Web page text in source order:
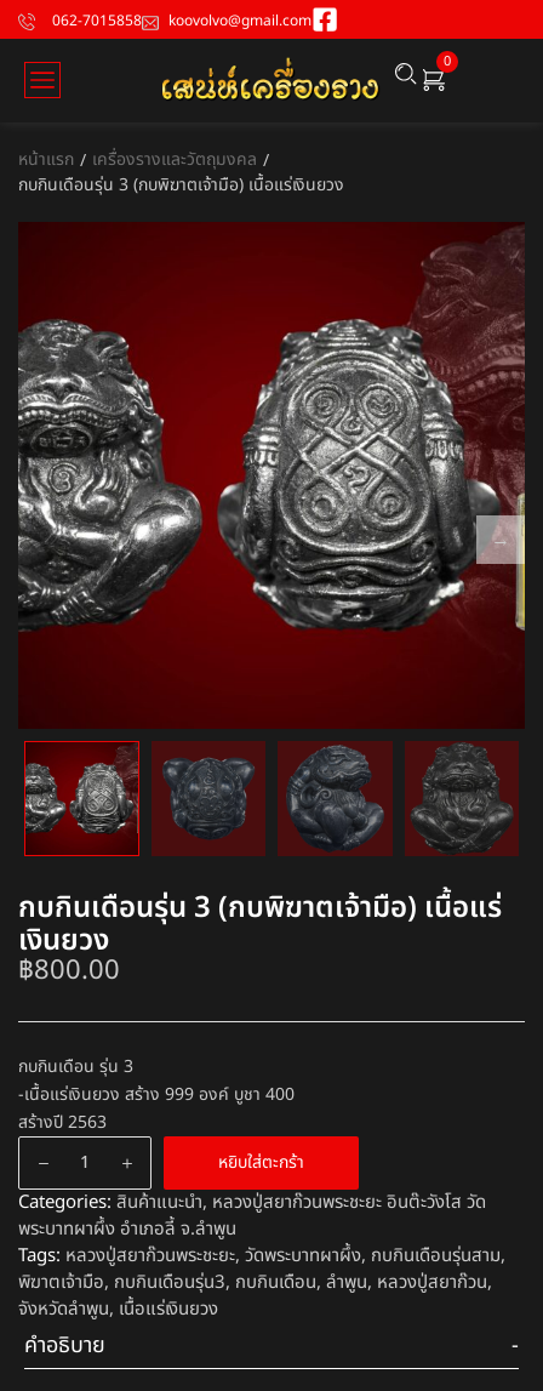
062-7015858 koovolvo@gmail.com
0
หน้าแรก / เครื่องรางและวัตถุมงคล /
กบกินเดือนรุ่น 3 (กบพิฆาตเจ้ามือ) เนื้อแร่เงินยวง
กบกินเดือนรุ่น 3 (กบพิฆาตเจ้ามือ) เนื้อแร่
เงินยวง
฿800.00
กบกินเดือน รุ่น 3
-เนื้อแร่เงินยวง สร้าง 999 องค์ บูชา 400
สร้างปี 2563
หยิบใส่ตะกร้า
Categories: สินค้าแนะนำ, หลวงปู่สยาก๊วนพระชะยะ อินต๊ะวังโส วัด
พระบาทผาผึ้ง อำเภอลี้ จ.ลำพูน
Tags: หลวงปู่สยาก๊วนพระชะยะ, วัดพระบาทผาผึ้ง, กบกินเดือนรุ่นสาม,
พิฆาตเจ้ามือ, กบกินเดือนรุ่น3, กบกินเดือน, ลำพูน, หลวงปู่สยาก๊วน,
จังหวัดลำพูน, เนื้อแร่เงินยวง
คำอธิบาย